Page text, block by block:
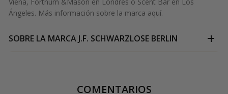
Viena, Fortnum &Mason en Londres o Scent Bar en Los
Ángeles. Más información sobre la marca aquí.
SOBRE LA MARCA J.F. SCHWARZLOSE BERLIN
COMENTARIOS